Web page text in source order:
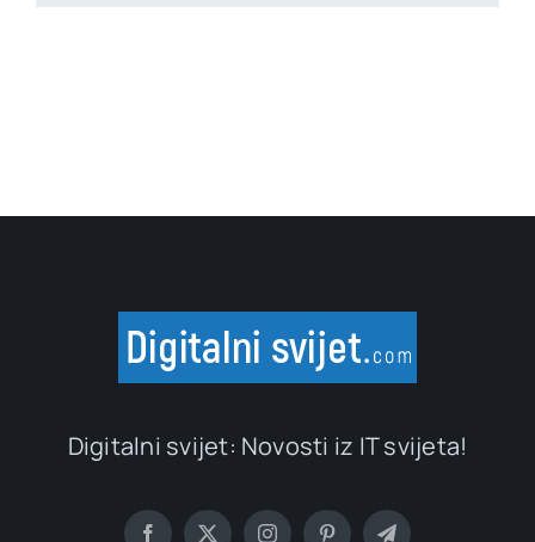
Digitalni svijet: Novosti iz IT svijeta!